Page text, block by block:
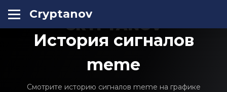
Cryptanov
CRYPTANOV
История сигналов
meme
Смотрите историю сигналов meme на графике